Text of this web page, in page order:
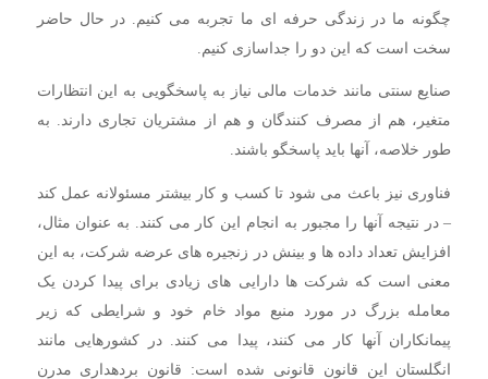
چگونه ما در زندگی حرفه ای ما تجربه می کنیم. در حال حاضر
سخت است که این دو را جداسازی کنیم.
صنایع سنتی مانند خدمات مالی نیاز به پاسخگویی به این انتظارات
متغیر، هم از مصرف کنندگان و هم از مشتریان تجاری دارند. به
طور خلاصه، آنها باید پاسخگو باشند.
فناوری نیز باعث می شود تا کسب و کار بیشتر مسئولانه عمل کند
– در نتیجه آنها را مجبور به انجام این کار می کنند. به عنوان مثال،
افزایش تعداد داده ها و بینش در زنجیره های عرضه شرکت، به این
معنی است که شرکت ها دارایی های زیادی برای پیدا کردن یک
معامله بزرگ در مورد منبع مواد خام خود و شرایطی که زیر
پیمانکاران آنها کار می کنند، پیدا می کنند. در کشورهایی مانند
انگلستان این قانون قانونی شده است: قانون بردهداری مدرن